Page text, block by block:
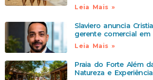
Leia Mais »
Slaviero anuncia
gerente comercial em
Leia Mais »
Praia do Forte Além
Natureza e